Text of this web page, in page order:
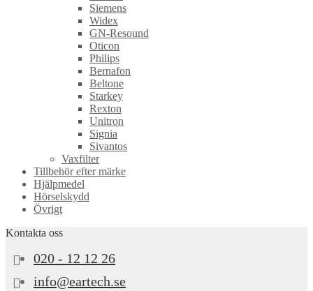
Siemens
Widex
GN-Resound
Oticon
Philips
Bernafon
Beltone
Starkey
Rexton
Unitron
Signia
Sivantos
Vaxfilter
Tillbehör efter märke
Hjälpmedel
Hörselskydd
Övrigt
Kontakta oss
020 - 12 12 26
info@eartech.se